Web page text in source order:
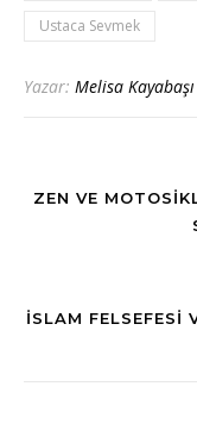
Ustaca Sevmek
Yazar: Melisa Kayabaşı
ZEN VE
İSLAM FELSEFESI